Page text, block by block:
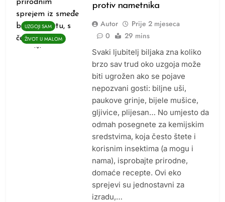
UZGOJI SAM
ŽIVOT U MALOM
protiv nametnika
Autor Prije 2 mjeseca
0
29 mins
Svaki ljubitelj biljaka zna koliko
brzo sav trud oko uzgoja može
biti ugrožen ako se pojave
nepozvani gosti: biljne uši,
paukove grinje, bijele mušice,
gljivice, plijesan… No umjesto da
odmah posegnete za kemijskim
sredstvima, koja često štete i
korisnim insektima (a mogu i
nama), isprobajte prirodne,
domaće recepte. Ovi eko
sprejevi su jednostavni za
izradu,…